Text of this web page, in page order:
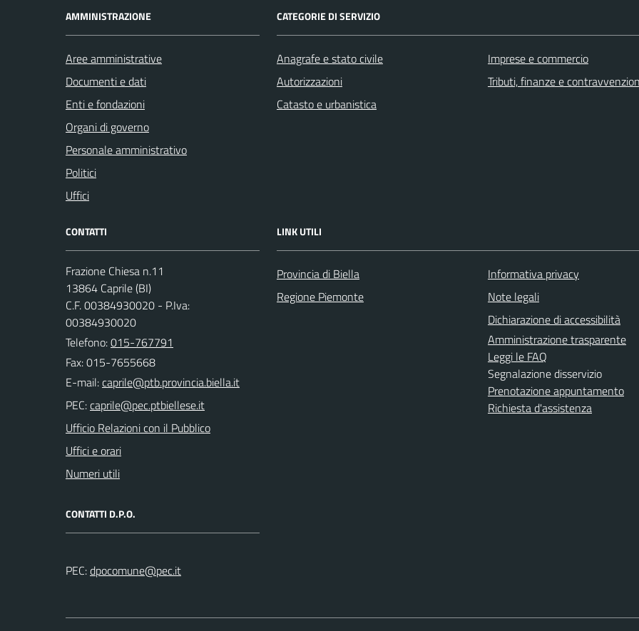
AMMINISTRAZIONE
Aree amministrative
Documenti e dati
Enti e fondazioni
Organi di governo
Personale amministrativo
Politici
Uffici
CATEGORIE DI SERVIZIO
Anagrafe e stato civile
Autorizzazioni
Catasto e urbanistica
Imprese e commercio
Tributi, finanze e
CONTATTI
Frazione Chiesa n.11
13864 Caprile (BI)
C.F. 00384930020 - P.Iva:
00384930020
Telefono:015-767791
Fax: 015-7655668
E-mail:
PEC:
Ufficio Relazioni con il Pubblico
Uffici e orari
Numeri utili
CONTATTI D.P.O.
PEC:
LINK UTILI
Provincia di Biella
Regione Piemonte
Informativa privacy
Note legali
Dichiarazione di accessibilità
Amministrazione trasparente
Leggi le FAQ
Segnalazione disservizio
Prenotazione appuntamento
Richiesta d'assistenza